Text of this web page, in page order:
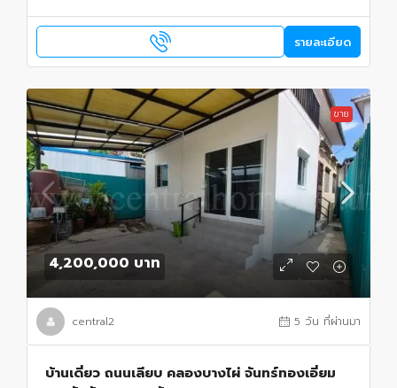
รายละเอียด
ขาย
4,200,000 บาท
central2 5 วัน ที่ผ่านมา
บ้านเดี่ยว ถนนเลียบ คลองบางไผ่ จันทร์ทองเอี่ยม